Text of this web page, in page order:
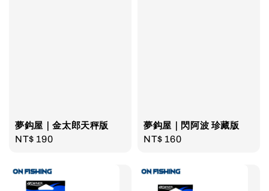
夢鈎屋｜金太郎天秤版
Regular
NT$ 190
夢鈎屋｜閃阿波 珍藏版
Regular
NT$ 160